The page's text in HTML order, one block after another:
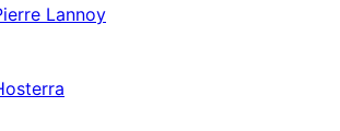
Lannoy